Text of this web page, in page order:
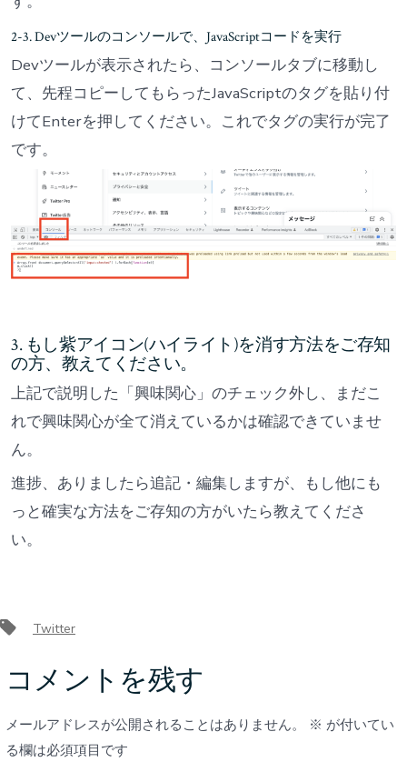
2-3. Devツールのコンソールで、JavaScriptコードを実行
Devツールが表示されたら、コンソールタブに移動し
て、先程コピーしてもらったJavaScriptのタグを貼り付
けてEnterを押してください。これでタグの実行が完了
です。
3. もし紫アイコン(ハイライト)を消す方法をご存知
の方、教えてください。
上記で説明した「興味関心」のチェック外し、まだこ
れで興味関心が全て消えているかは確認できていませ
ん。
進捗、ありましたら追記・編集しますが、もし他にも
っと確実な方法をご存知の方がいたら教えてくださ
い。
タ
グ Twitter
コメントを残す
メールアドレスが公開されることはありません。 ※ が付いてい
る欄は必須項目です